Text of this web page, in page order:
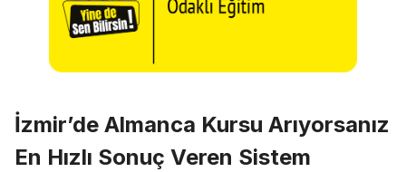
İzmir’de Almanca Kursu Arıyorsanız
En Hızlı Sonuç Veren Sistem